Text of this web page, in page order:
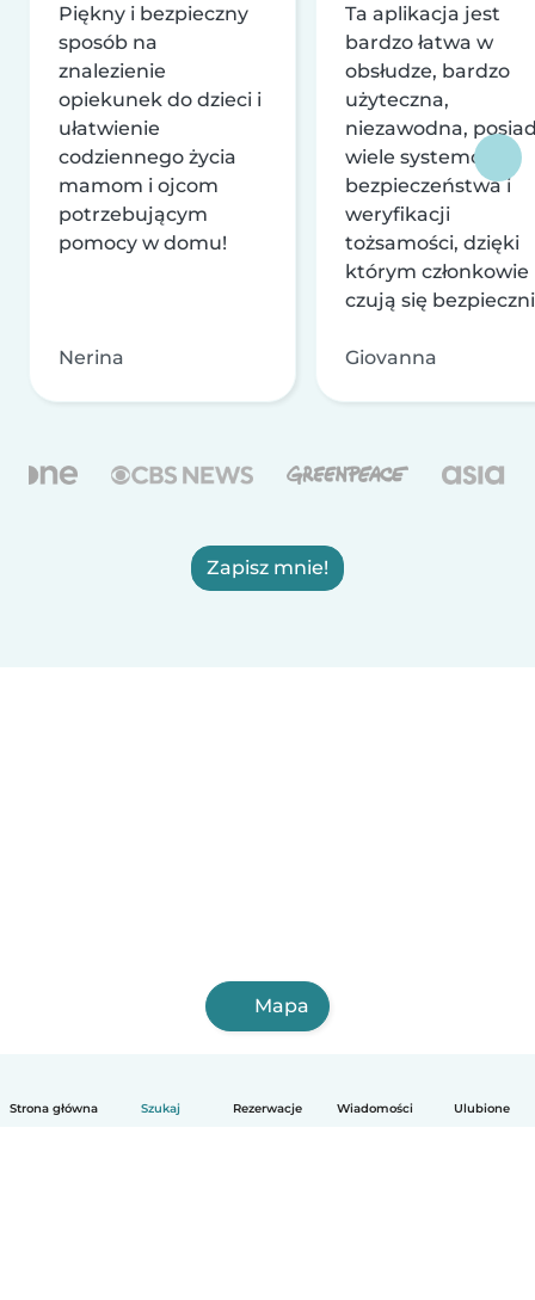
Strona główna Szukaj Rezerwacje Wiadomości Ulubione
Piękny i bezpieczny
sposób na
znalezienie
opiekunek do dzieci i
ułatwienie
codziennego życia
mamom i ojcom
potrzebującym
pomocy w domu!
Nerina
Ta aplikacja jest
bardzo łatwa w
obsłudze, bardzo
użyteczna,
niezawodna,
wiele systemów
bezpieczeństwa i
weryfikacji
tożsamości, dzięki
którym członkowie
czują się
Giovanna
Zapisz mnie!
Mapa